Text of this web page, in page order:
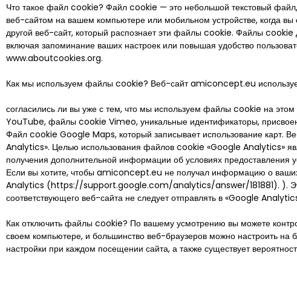
Что такое файл cookie? Файл cookie — это небольшой текстовый
веб-сайтом на вашем компьютере или мобильном устройстве, когда
другой веб-сайт, который распознает эти файлы cookie. Файлы
включая запоминание ваших настроек или повышая удобство
www.aboutcookies.org.
Как мы используем файлы cookie? Веб-сайт amiconcept.eu
согласились ли вы уже с тем, что мы используем файлы cookie на этом
YouTube, файлы cookie Vimeo, уникальные идентификаторы,
Файл cookie Google Maps, который записывает использование
Analytics». Целью использования файлов cookie «Google Analytics»
получения дополнительной информации об условиях
Если вы хотите, чтобы amiconcept.eu не получал информацию о
Analytics (https://support.google.com/analytics/answer/181881). ). Это
соответствующего веб-сайта не следует отправлять в «Google
Как отключить файлы cookie? По вашему усмотрению вы можете
своем компьютере, и большинство веб-браузеров можно настроить на
настройки при каждом посещении сайта, а также существует